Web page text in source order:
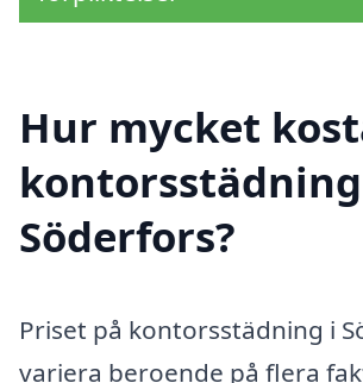
Hur mycket
Söderfors?
Priset på kontorsstädning i
variera beroende på flera